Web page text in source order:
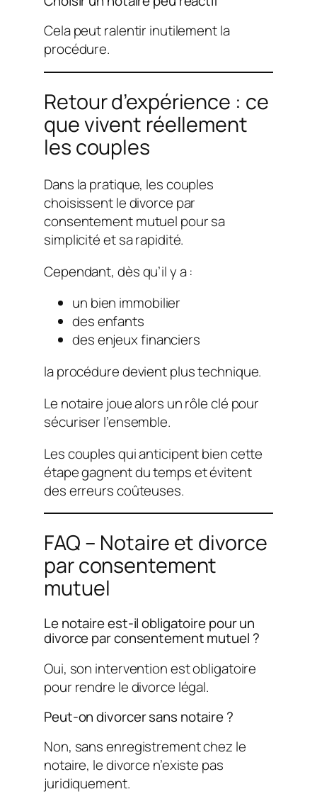
Cela peut ralentir inutilement la
procédure.
Retour d’expérience : ce
que vivent réellement
les couples
Dans la pratique, les couples
choisissent le divorce par
consentement mutuel pour sa
simplicité et sa rapidité.
Cependant, dès qu’il y a :
un bien immobilier
des enfants
des enjeux financiers
la procédure devient plus technique.
Le notaire joue alors un rôle clé pour
sécuriser l’ensemble.
Les couples qui anticipent bien cette
étape gagnent du temps et évitent
des erreurs coûteuses.
FAQ – Notaire et divorce
par consentement
mutuel
Le notaire est-il obligatoire pour un
divorce par consentement mutuel ?
Oui, son intervention est obligatoire
pour rendre le divorce légal.
Peut-on divorcer sans notaire ?
Non, sans enregistrement chez le
notaire, le divorce n’existe pas
juridiquement.